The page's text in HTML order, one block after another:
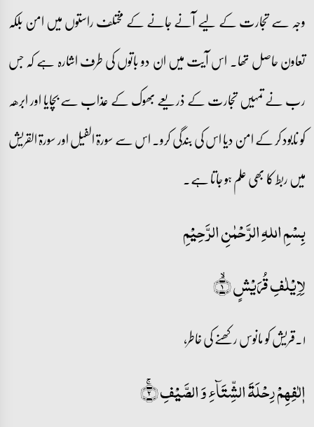
وجہ سے تجارت کے لیے آنے جانے کے مختلف راستوں میں امن بلکہ
تعاون حاصل تھا۔ اس آیت میں ان دو باتوں کی طرف اشارہ ہے کہ جس
رب نے تمہیں تجارت کے ذریعے بھوک کے عذاب سے بچایا اور ابرھہ
کو نابود کر کے امن دیا اس کی بندگی کرو۔ اس سے سورۃ الفیل اور سورۃ القریش
میں ربط کا بھی علم ہو جاتا ہے۔
بِسْمِ اللہِ الرَّحْمٰنِ الرَّحِيْمِ
لِاِیۡلٰفِ قُرَیۡشٍ ۙ﴿۱﴾
۱۔قریش کو مانوس رکھنے کی خاطر،
اٖلٰفِہِمۡ رِحۡلَۃَ الشِّتَآءِ وَ الصَّیۡفِ ۚ﴿۲﴾